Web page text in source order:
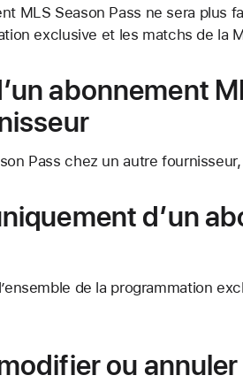
MLS Season Pass ne sera plus
exclusive et les matchs de la
abonnement
Pass chez un autre
d’un
de la programmation
ou